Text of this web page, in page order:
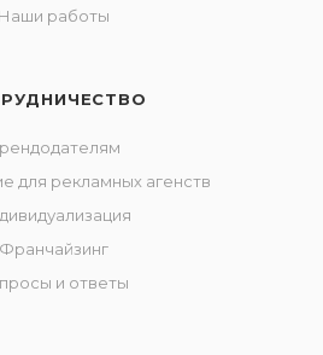
Наши работы
для рекламных агенств
Франчайзинг
и ответы